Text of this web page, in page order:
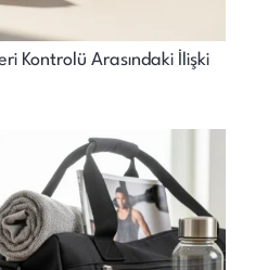
Kontrolü Arasındaki İlişki